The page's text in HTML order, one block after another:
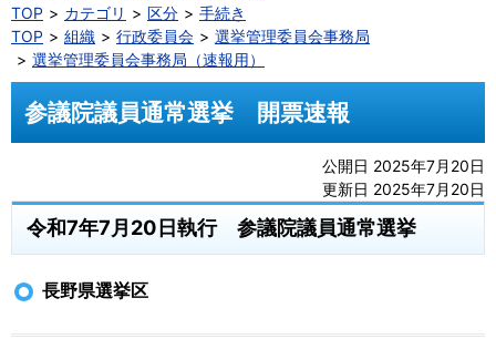
TOP
カテゴリ 区分
手続き
TOP
組織 行政委員会
選挙管理委員会事務局
選挙管理委員会事務局（速報用）
参議院議員通常選挙 開票速報
公開日 2025年7月20日
更新日 2025年7月20日
令和7年7月20日執行 参議院議員通常選挙
長野県選挙区